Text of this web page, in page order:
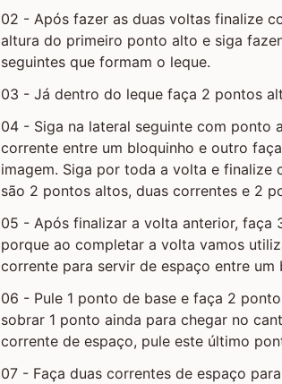
02 - Após fazer as duas voltas finalize
altura do primeiro ponto alto e siga
seguintes que formam o leque.
03 - Já dentro do leque faça 2 pontos
04 - Siga na lateral seguinte com ponto
corrente entre um bloquinho e outro
imagem. Siga por toda a volta e finalize
são 2 pontos altos, duas correntes e 2
05 - Após finalizar a volta anterior, faça
porque ao completar a volta vamos
corrente para servir de espaço entre um
06 - Pule 1 ponto de base e faça 2
sobrar 1 ponto ainda para chegar no
corrente de espaço, pule este último
07 - Faça duas correntes de espaço